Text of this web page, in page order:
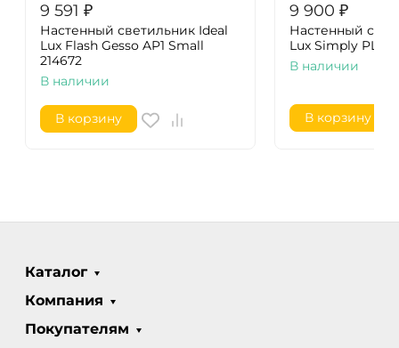
9 591 ₽
Настенный светильник Ideal
Lux Flash Gesso AP1 Small
214672
В наличии
В корзину
9 900 ₽
Настенный
Lux Simply PL3
В наличии
В корзину
Каталог
Компания
Покупателям